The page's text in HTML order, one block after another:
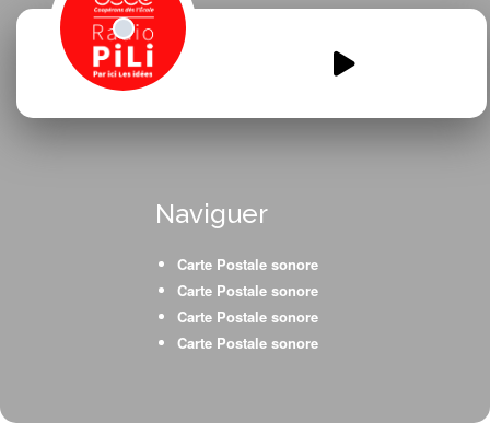
carte-postale-ce2-cm2-
Naviguer
Carte Postale sonore
Carte Postale sonore
Carte Postale sonore
Carte Postale sonore